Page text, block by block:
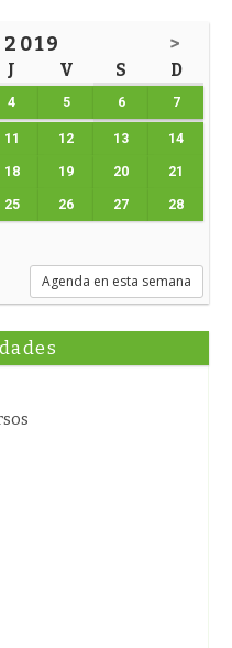
>
J V S D
4 5 6 7
11 12 13 14
18 19 20 21
25 26 27 28
Agenda en esta semana